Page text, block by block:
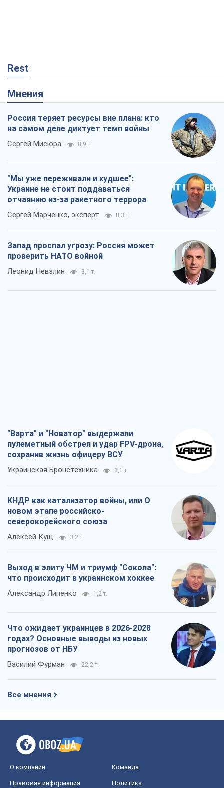
Rest
Мнения
Россия теряет ресурсы вне плана: кто
на самом деле диктует темп войны
Сергей Мисюра 8,9 т.
"Мы уже переживали и худшее":
Украине не стоит поддаваться
отчаянию из-за ракетного террора
Сергей Марченко, эксперт 8,3 т.
Запад проспал угрозу: Россия может
проверить НАТО войной
Леонид Невзлин 3,1 т.
"Варта" и "Новатор" выдержали
пулеметный обстрел и удар FPV-дрона,
сохранив жизнь офицеру ВСУ
Украинская Бронетехника 3,1 т.
КНДР как катализатор войны, или О
новом этапе российско-
северокорейского союза
Алексей Кущ 3,2 т.
Выход в элиту ЧМ и триумф "Сокола":
что происходит в украинском хоккее
Александр Липенко 1,2 т.
Что ожидает украинцев в 2026-2028
годах? Основные выводы из новых
прогнозов от НБУ
Василий Фурман 22,2 т.
Все мнения
О компании Команда
Правовая информация
Политика